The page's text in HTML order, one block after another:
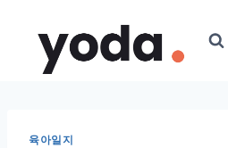
content
육아일지